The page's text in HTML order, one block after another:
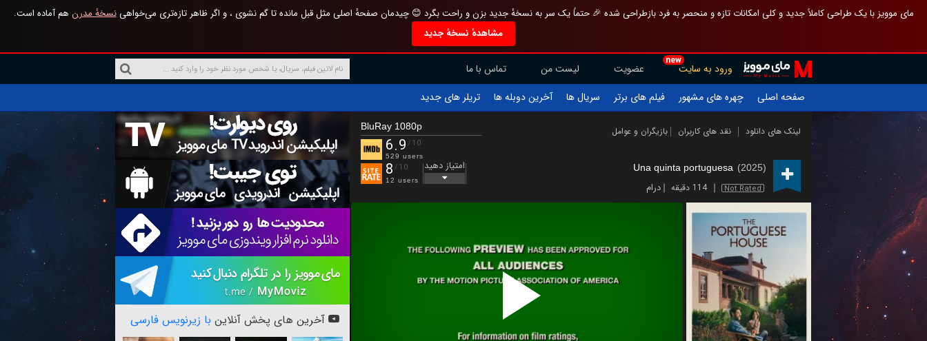
مای موویز با یک طراحی کاملاً جدید و کلی امکانات تازه و منحصر به فرد بازطراحی شده 🎉 حتماً یک سر به نسخهٔ جدید بزن و راحت بگرد 😊 چیدمان صفحهٔ اصلی مثل قبل مانده تا گم نشوی ، و اگر ظاهر تازه‌تری می‌خواهینسخهٔ مدرن هم آماده است.
مشاهدهٔ نسخهٔ جدید
new
ورود به سایت عضویت لیست من
تماس با ما
صفحه اصلی
چهره های مشهور فیلم های برتر سریال ها آخرین دوبله ها تریلر های جدید
لینک های دانلود نقد های کاربران بازیگران و عوامل
Una quinta portuguesa (2025)
Not Rated 114 دقیقه درام
BluRay 1080p
6.9 /10
529 users
8 /10
12 users
امتیاز دهید
آخرین های پخش آنلاین با زیرنویس فارسی